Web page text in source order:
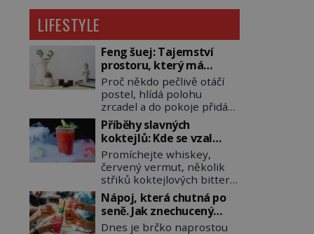
LIFESTYLE
Feng šuej: Tajemství
prostoru, který má
přinášet štěstí
Proč někdo pečlivě otáčí
postel, hlídá polohu
zrcadel a do pokoje přidává
rostliny, vodu nebo dřevo?
Feng šuej tvrdí, že domov
není jen soubor zdí a
nábytku. Je to prostor,
kterým proudí energie
čchi a jeho uspořádání
může ovlivňovat, jak se v
něm člověk cítí. Feng šuej
má kořeny ve staré Číně a
Příběhy slavných
koktejlů: Kde se vzal
Manhattan a Bloody
Mary?
Promíchejte whiskey,
červený vermut, několik
střiků koktejlových bitters
a led, sceďte, ozdobte
koktejlovou třešinkou a
tadá… Manhattan je tu! A
pokud to má být skutečně
Nápoj, která chutná po
seně. Jak znechucený
Američan vymyslel brčko
Dnes je brčko naprostou